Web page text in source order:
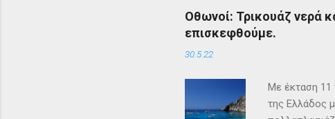
Οθωνοί: Τρικουάζ νερά
επισκεφθούμε.
30.5.22
Με έκταση 11
της Ελλάδος